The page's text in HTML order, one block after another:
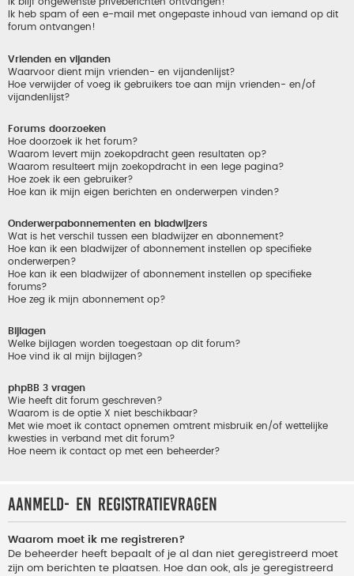
Ik blijf ongewenste privéberichten ontvangen!
Ik heb spam of een e-mail met ongepaste inhoud van iemand op dit
forum ontvangen!
Vrienden en vijanden
Waarvoor dient mijn vrienden- en vijandenlijst?
Hoe verwijder of voeg ik gebruikers toe aan mijn vrienden- en/of
vijandenlijst?
Forums doorzoeken
Hoe doorzoek ik het forum?
Waarom levert mijn zoekopdracht geen resultaten op?
Waarom resulteert mijn zoekopdracht in een lege pagina?
Hoe zoek ik een gebruiker?
Hoe kan ik mijn eigen berichten en onderwerpen vinden?
Onderwerpabonnementen en bladwijzers
Wat is het verschil tussen een bladwijzer en abonnement?
Hoe kan ik een bladwijzer of abonnement instellen op specifieke
onderwerpen?
Hoe kan ik een bladwijzer of abonnement instellen op specifieke
forums?
Hoe zeg ik mijn abonnement op?
Bijlagen
Welke bijlagen worden toegestaan op dit forum?
Hoe vind ik al mijn bijlagen?
phpBB 3 vragen
Wie heeft dit forum geschreven?
Waarom is de optie X niet beschikbaar?
Met wie moet ik contact opnemen omtrent misbruik en/of wettelijke
kwesties in verband met dit forum?
Hoe neem ik contact op met een beheerder?
Aanmeld- en registratievragen
Waarom moet ik me registreren?
De beheerder heeft bepaalt of je al dan niet geregistreerd moet
zijn om berichten te plaatsen. Hoe dan ook, als je geregistreerd